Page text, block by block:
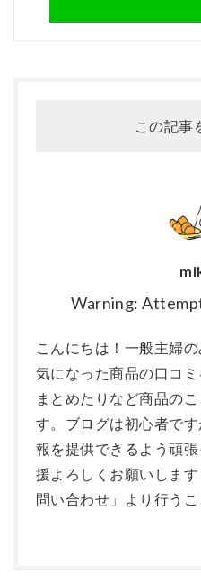
この記事
Warning:
こんにちは！一般主婦
気になった商品の口コ
まとめたりなど商品の
す。ブログは初心者で
報を提供できるよう頑
援よろしくお願いしま
問い合わせ」より行うこ